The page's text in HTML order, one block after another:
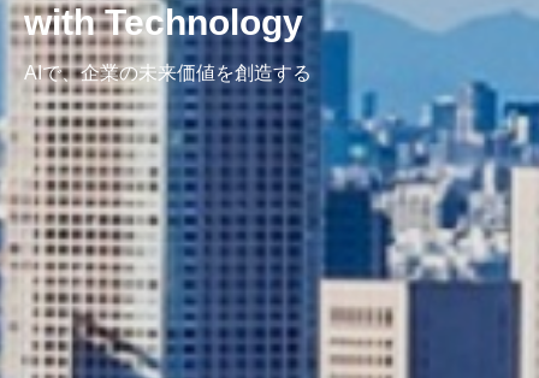
with Technology
AIで、企業の未来価値を創造する